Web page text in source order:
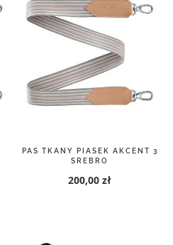
PAS TKANY PIASEK AKCENT 3
SREBRO
200,00 zł